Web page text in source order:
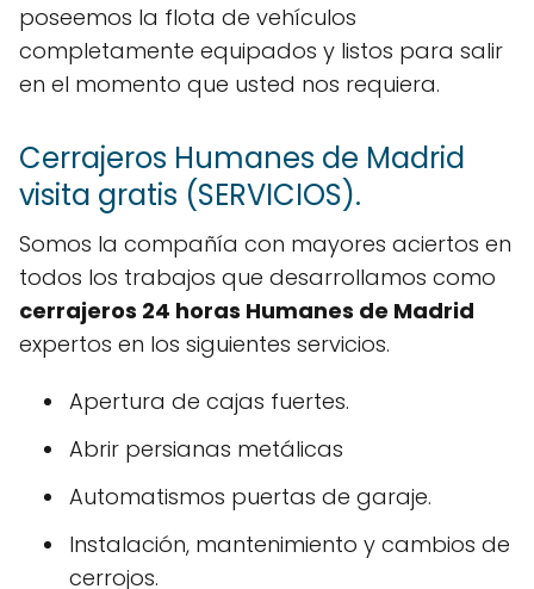
poseemos la flota de vehículos
completamente equipados y listos para salir
en el momento que usted nos requiera.
Cerrajeros Humanes de Madrid
visita gratis (SERVICIOS).
Somos la compañía con mayores aciertos en
todos los trabajos que desarrollamos como
cerrajeros 24 horas Humanes de Madrid
expertos en los siguientes servicios.
Apertura de cajas fuertes.
Abrir persianas metálicas
Automatismos puertas de garaje.
Instalación, mantenimiento y cambios de
cerrojos.